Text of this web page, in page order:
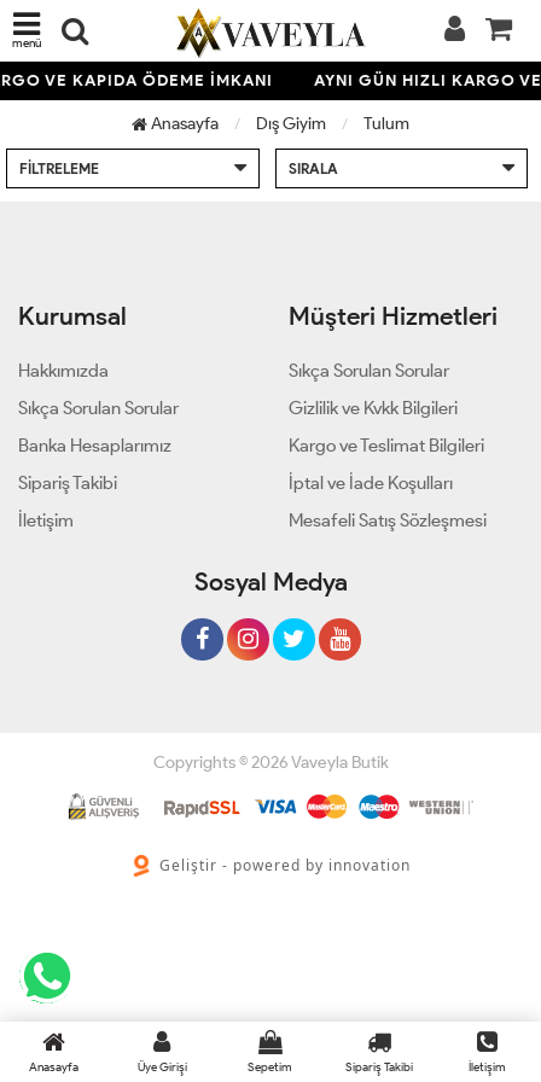
menü
VE KAPIDA ÖDEME İMKANI AYNI GÜN HIZLI KARGO
Anasayfa Dış Giyim Tulum
FILTRELEME SIRALA
Kurumsal
Hakkımızda
Sıkça Sorulan Sorular
Banka Hesaplarımız
Sipariş Takibi
İletişim
Müşteri Hizmetleri
Sıkça Sorulan Sorular
Gizlilik ve Kvkk Bilgileri
Kargo ve Teslimat Bilgileri
İptal ve İade Koşulları
Mesafeli Satış Sözleşmesi
Sosyal Medya
Copyrights © 2026 Vaveyla Butik
Geliştir - powered by innovation
Anasayfa Üye Girişi Sepetim Sipariş Takibi İletişim